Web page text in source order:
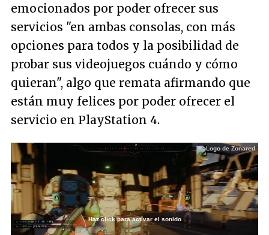
emocionados por poder ofrecer sus
servicios "en ambas consolas, con más
opciones para todos y la posibilidad de
probar sus videojuegos cuándo y cómo
quieran", algo que remata afirmando que
están muy felices por poder ofrecer el
servicio en PlayStation 4.
Haz click para activar el sonido